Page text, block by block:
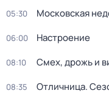
05:30 Московская
06:00 Настроение
08:10 Смех, дрожь и
08:35 Отличница.